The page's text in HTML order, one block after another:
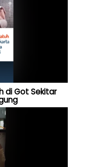
di Got Sekitar